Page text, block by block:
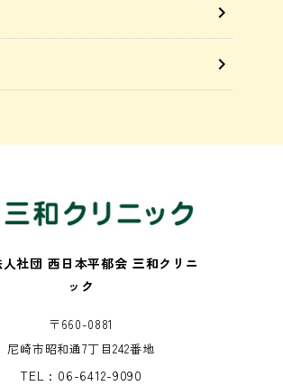
chevron_right
chevron_right
社団 西日本平郁会 三和クリニ
ック
〒660-0881
尼崎市昭和通7丁目242番地
TEL : 06-6412-9090